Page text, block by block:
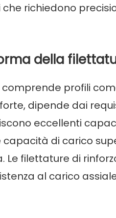
richiedono
della
profili
dipende dai
eccellenti
di carico
Le filettature di
al carico